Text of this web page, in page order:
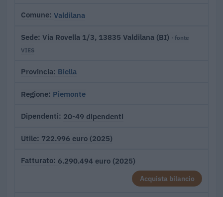
Comune Valdilana
Sede Via Rovella 1/3, 13835 Valdilana (BI) · fonte
VIES
Provincia Biella
Regione Piemonte
Dipendenti 20-49 dipendenti
Utile 722.996 euro (2025)
Fatturato 6.290.494 euro (2025)
Acquista bilancio